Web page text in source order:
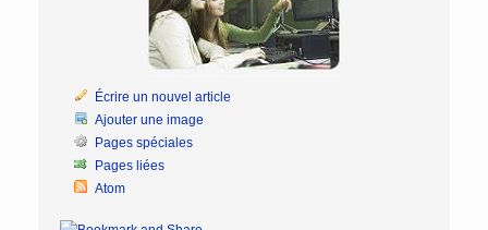
Écrire un nouvel article
Ajouter une image
Pages spéciales
Pages liées
Atom